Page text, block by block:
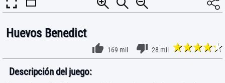
Huevos Benedict
169 mil 28 mil
Descripción del juego: